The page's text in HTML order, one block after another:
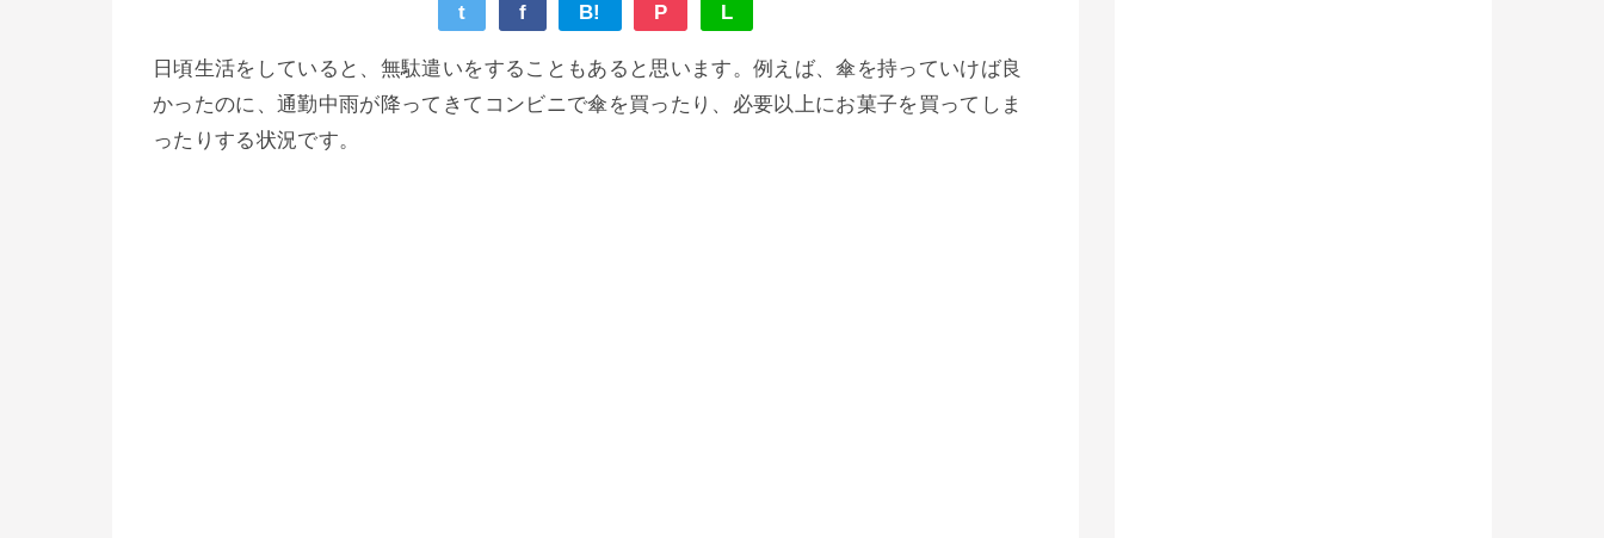
t f B! P L
日頃生活をしていると、無駄遣いをすることもあると思います。例えば、傘を持っていけば良
かったのに、通勤中雨が降ってきてコンビニで傘を買ったり、必要以上にお菓子を買ってしま
ったりする状況です。